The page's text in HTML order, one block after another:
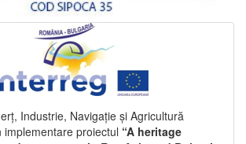
Industrie, Navigație și Agricultură
proiectul “A heritage